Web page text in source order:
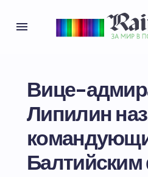
Вице-
Липилин